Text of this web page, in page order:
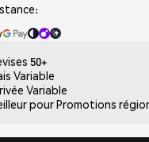
50+
Variable
Variable
pourPromotions